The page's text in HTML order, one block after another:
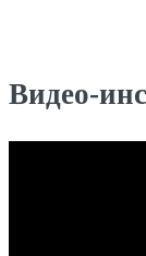
Видео-